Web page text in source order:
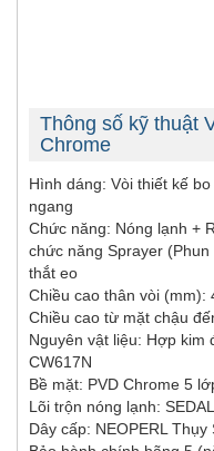
Thông số kỹ thuật
Chrome
Hình dáng: Vòi thiết kế
ngang
Chức năng: Nóng lạnh +
chức năng Sprayer
thắt eo
Chiều cao thân vòi (mm):
Chiều cao từ mặt chậu
Nguyên vật liệu: Hợp kim
CW617N
Bề mặt: PVD Chrome 5
Lõi trộn nóng lạnh:
Dây cấp: NEOPERL Thụy